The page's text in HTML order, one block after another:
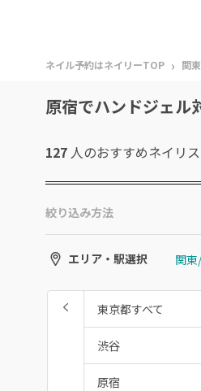
ネイル予約はネイリーTOP › 関東
原宿でハンドジェル
127 人のおすすめネイリ
絞り込み方法
エリア・駅選択 関
東京都すべて
渋谷
原宿